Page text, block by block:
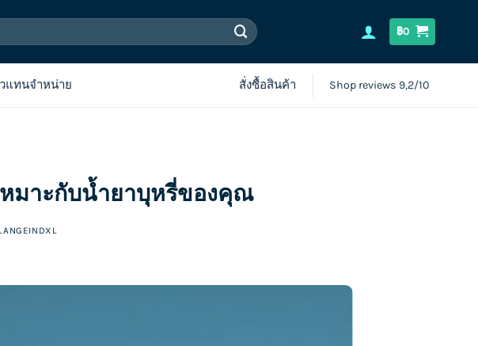
฿0
แทนจำหน่าย สั่งซื้อสินค้า Shop reviews 9,2/10
มาะกับน้ำยาบุหรี่ของคุณ